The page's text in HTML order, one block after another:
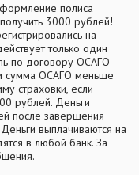
полиса
3000 рублей!
на
только один
по договору ОСАГО
сумма ОСАГО меньше
страховки, если
рублей. Деньги
после завершения
выплачиваются на
в любой банк. За